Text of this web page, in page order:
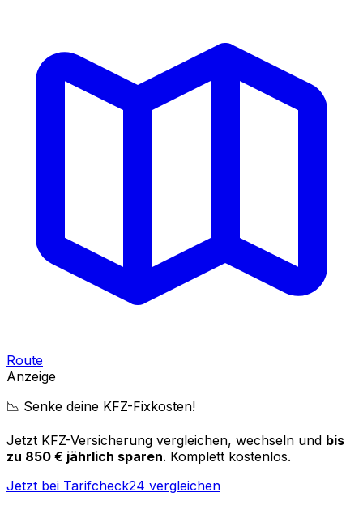
Route
Anzeige
📉 Senke deine KFZ-Fixkosten!
Jetzt KFZ-Versicherung vergleichen, wechseln und bis
zu 850 € jährlich sparen. Komplett kostenlos.
Jetzt bei Tarifcheck24 vergleichen